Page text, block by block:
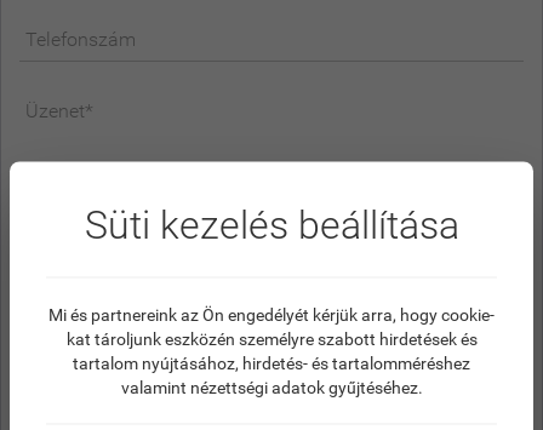
Telefonszám
Üzenet*
Azadatvédelmi tájékoztatóbanleírtak alapján
hozzájárulok az adataim kezeléséhez.
Süti kezelés beállítása
Mi és partnereink az Ön engedélyét kérjük arra, hogy cookie-
kat tároljunk eszközén személyre szabott hirdetések és
tartalom nyújtásához, hirdetés- és tartalomméréshez
valamint nézettségi adatok gyűjtéséhez.